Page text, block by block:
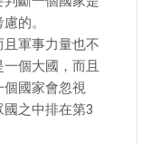
的。
軍事力量也不
個大國，而且
個國家會忽視
之中排在第3